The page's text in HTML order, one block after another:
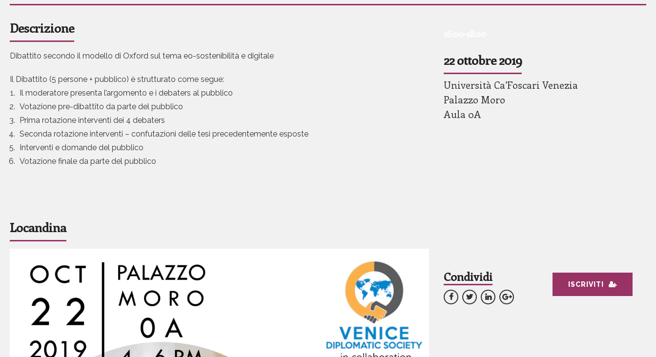
Descrizione
Dibattito secondo il modello di Oxford sul tema eo-sostenibilità e digitale
Il Dibattito (5 persone + pubblico) è strutturato come segue:
Il moderatore presenta l’argomento e i debaters al pubblico
Votazione pre-dibattito da parte del pubblico
Prima rotazione interventi dei 4 debaters
Seconda rotazione interventi – confutazioni delle tesi precedentemente esposte
Interventi e domande del pubblico
Votazione finale da parte del pubblico
Locandina
22 ottobre 2019
Università Ca’Foscari Venezia
Palazzo Moro
Aula 0A
Condividi
ISCRIVITI